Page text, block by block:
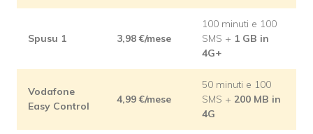
Spusu 1 3,98€/mese
100 minuti e 100
SMS + 1 GB in
4G+
Vodafone
Easy Control
4,99€/mese
50 minuti e 100
SMS + 200 MB in
4G